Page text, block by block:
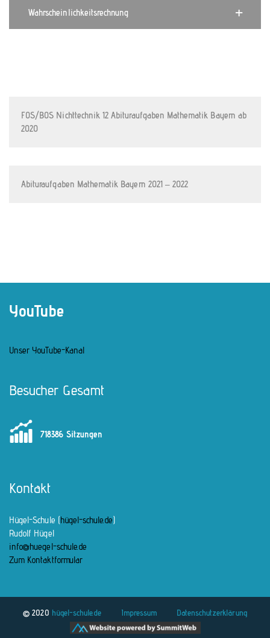
Wahrscheinlichkeitsrechnung
FOS/BOS Nichttechnik 12 Abituraufgaben Mathematik Bayern ab
2020
Abituraufgaben Mathematik Bayern 2021 – 2022
YouTube
Unser YouTube-Kanal
Besucher Gesamt
718386 Sitzungen
Kontakt
Hügel-Schule (hügel-schule.de)
Rudolf Hügel
info@huegel-schule.de
Zum Kontaktformular
© 2020 hügel-schule.de Impressum Datenschutzerklärung